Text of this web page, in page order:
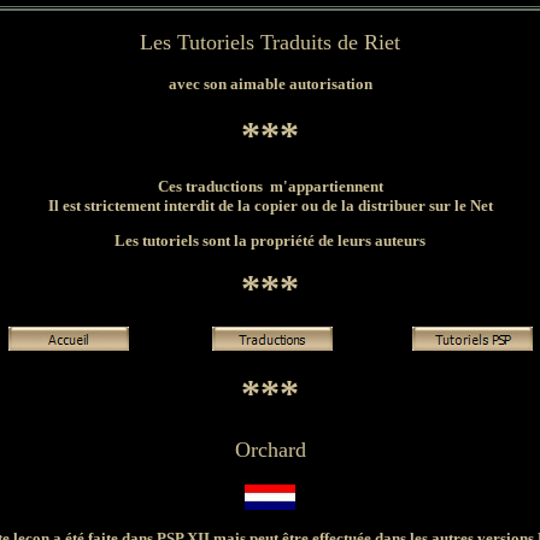
Les Tutoriels Traduits de Riet
avec son aimable autorisation
***
Ces traductions m'appartiennent
Il est strictement interdit de la copier ou de la distribuer sur le Net
Les tutoriels sont la propriété de leurs auteurs
***
***
Orchard